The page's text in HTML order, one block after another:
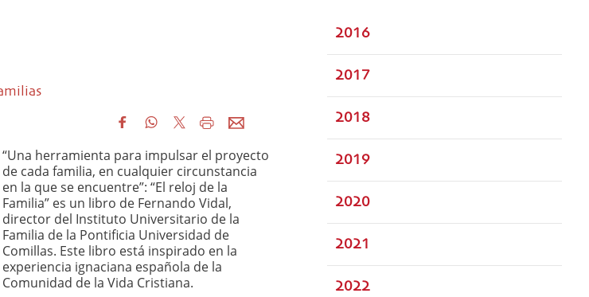
“Una herramienta para impulsar el proyecto
de cada familia, en cualquier circunstancia
en la que se encuentre”: “El reloj de la
Familia” es un libro de Fernando Vidal,
director del Instituto Universitario de la
Familia de la Pontificia Universidad de
Comillas. Este libro está inspirado en la
experiencia ignaciana española de la
Comunidad de la Vida Cristiana.
2016
2017
2018
2019
2020
2021
2022